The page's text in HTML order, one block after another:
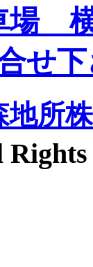
場
せ
地所